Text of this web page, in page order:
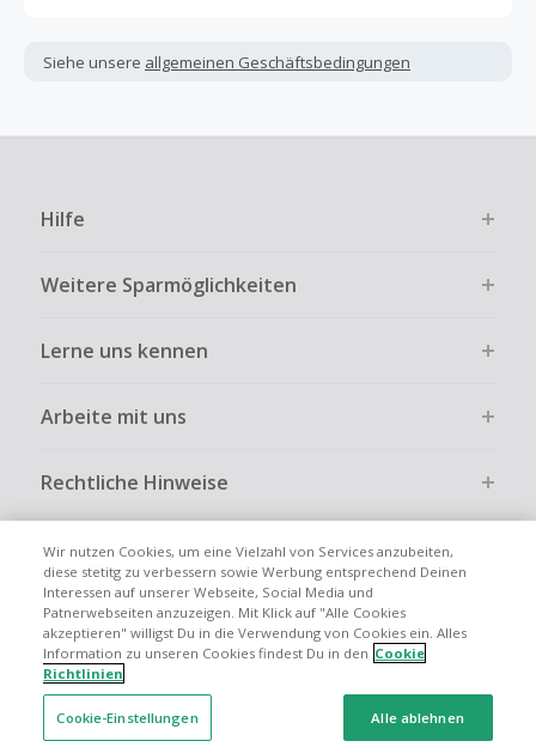
andere Sparprogramme verwendet werden, die nicht
ausdrücklich auf dieser Händlerseite von TopCashback
Kein Cashback für den Kauf von Geschenkgutscheinen
Bezahlvorgang ist nur dann cashbackfähig, wenn dies
ausdrücklich auf der Händlerseite erlaubt ist.
Stornierung, Kündigung eines Abonnements oder Widerruf
Gewerbliche, Reseller- oder ungewöhnlich große
Cashback ausgeschlossen.
über TopCashback gestartet wurde.
Siehe unsere allgemeinen Geschäftsbedingungen
Hilfe
Weitere Sparmöglichkeiten
Lerne uns kennen
Arbeite mit uns
Rechtliche Hinweise
Globale Websites UK US CN JP FR AU
Wir nutzen Cookies, um eine Vielzahl von Services anzubeiten,
diese stetitg zu verbessern sowie Werbung entsprechend Deinen
Interessen auf unserer Webseite, Social Media und
Patnerwebseiten anzuzeigen. Mit Klick auf "Alle Cookies
akzeptieren" willigst Du in die Verwendung von Cookies ein. Alles
Information zu unseren Cookies findest Du in den Cookie
Richtlinien
Cookie-Einstellungen Alle ablehnen